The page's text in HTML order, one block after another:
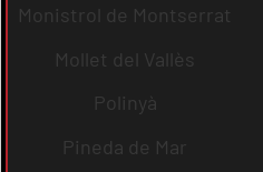
Monistrol de Montserrat
Mollet del Vallès
Polinyà
Pineda de Mar